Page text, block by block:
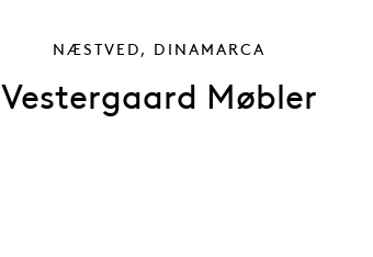
NÆSTVED, DINAMARCA
Vestergaard Møbler